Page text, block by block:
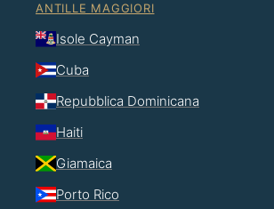
ANTILLE MAGGIORI
Isole Cayman
Cuba
Repubblica Dominicana
Haiti
Giamaica
Porto Rico